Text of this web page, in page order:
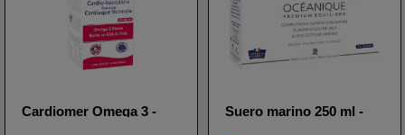
Cardiomer Omega 3 -
Suero marino 250 ml -